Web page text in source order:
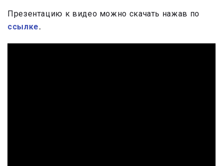
Презентацию к видео можно скачать нажав по
ссылке.